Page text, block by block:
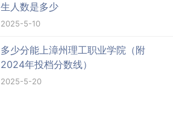
生人数是多少
2025-5-10
多少分能上漳州理工职业学院（附
2024年投档分数线）
2025-5-20